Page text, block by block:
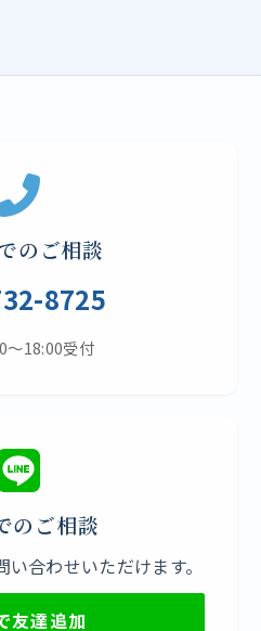
のご相談
8725
〜18:00受付
のご相談
合わせいただけます。
友達追加